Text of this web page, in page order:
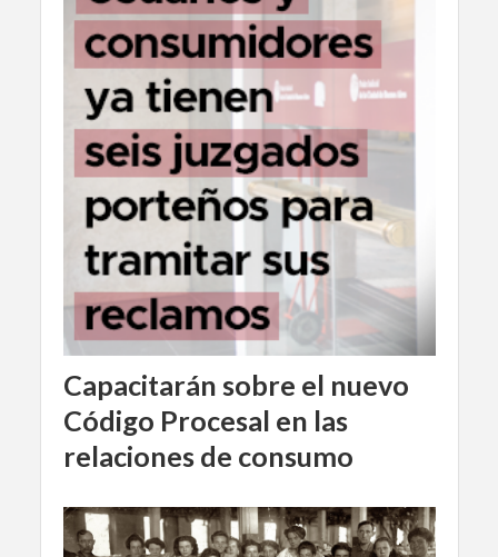
Capacitarán sobre el nuevo
Código Procesal en las
relaciones de consumo